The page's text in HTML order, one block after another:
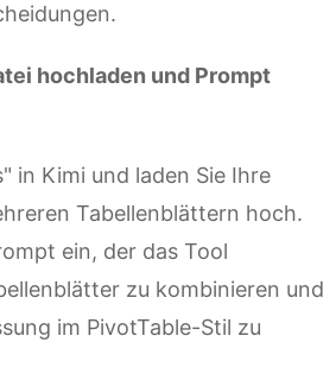
hochladen und Prompt
in Kimi und laden Sie Ihre
Tabellenblättern hoch.
ein, der das Tool
zu kombinieren und
im PivotTable-Stil zu